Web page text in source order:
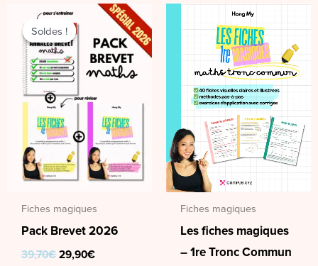
Soldes !
Soldes !
Fiches magiques
Pack Brevet 2026
39,70€
Le
prix
initial
était :
39,70€.
29,90€
Le
prix
actuel
est :
29,90€.
Fiches magiques
Les fiches magiques
– 1re Tronc Commun